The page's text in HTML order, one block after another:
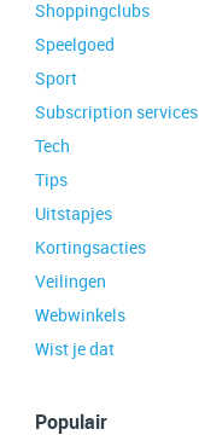
Shoppingclubs
Speelgoed
Sport
Subscription services
Tech
Tips
Uitstapjes
Kortingsacties
Veilingen
Webwinkels
Wist je dat
Populair